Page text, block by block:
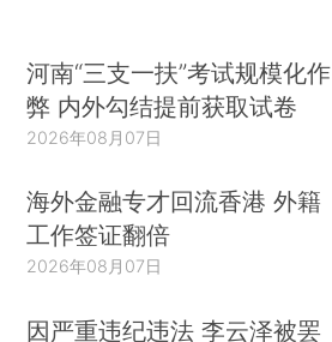
河南“三支一扶”考试规模化作
弊 内外勾结提前获取试卷
2026年08月07日
海外金融专才回流香港 外籍
工作签证翻倍
2026年08月07日
因严重违纪违法 李云泽被罢